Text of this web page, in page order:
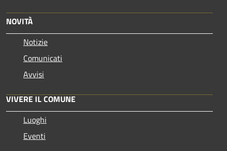
NOVITÀ
Notizie
Comunicati
Avvisi
VIVERE IL COMUNE
Luoghi
Eventi